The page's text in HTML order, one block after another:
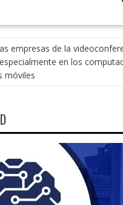
empresas de la
en los
móviles